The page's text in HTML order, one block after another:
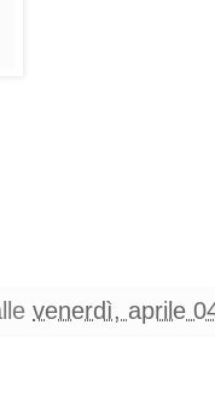
venerdì, aprile